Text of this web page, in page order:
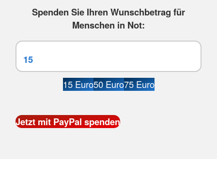
Spenden Sie Ihren Wunschbetrag für
Menschen in Not:
15 Euro50 Euro75 Euro